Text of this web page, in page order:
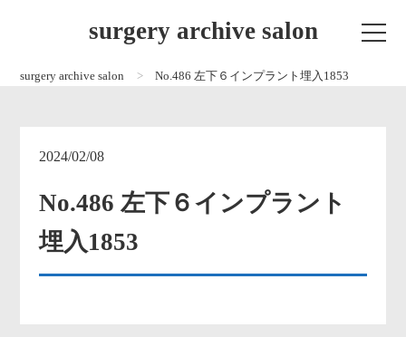
surgery archive salon
surgery archive salon No.486 左下６インプラント埋入1853
2024/02/08
No.486 左下６インプラント
埋入1853